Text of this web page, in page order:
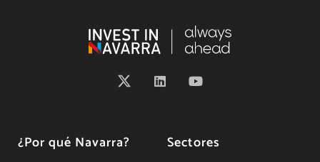
¿Por qué Navarra? Sectores